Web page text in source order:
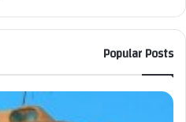
Popular Posts